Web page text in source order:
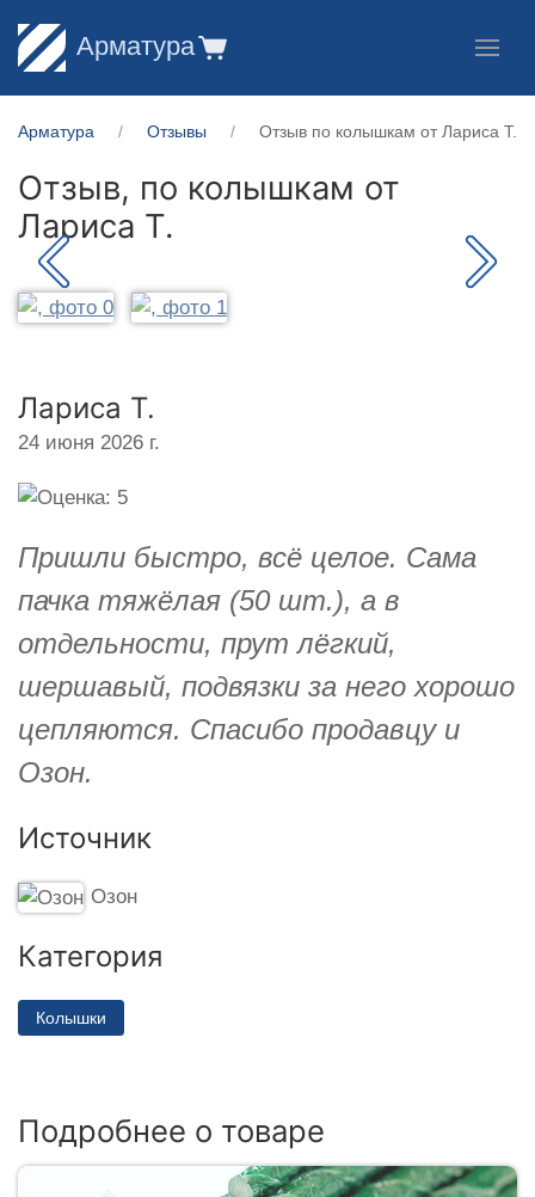
Арматура
Арматура Отзывы Отзыв по колышкам от Лариса Т.
Отзыв, по колышкам от
Лариса Т.
Лариса Т.
24 июня 2026 г.
Пришли быстро, всё целое. Сама
пачка тяжёлая (50 шт.), а в
отдельности, прут лёгкий,
шершавый, подвязки за него хорошо
цепляются. Спасибо продавцу и
Озон.
Источник
Озон
Категория
Колышки
Подробнее о товаре